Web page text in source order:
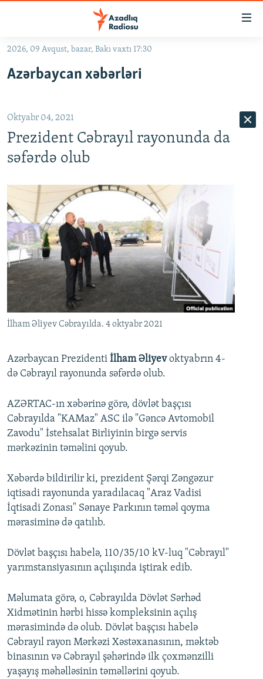
Əsas
qayıt
qayıt
Axtarışa
#ƏSLINDƏ
MULTIMEDIA
VIDEO
FOTOQALEREYA
İNFOQRAFIKA
KARIKATURA
RADIO ARXIV
OXU ZALI
AZƏRBAYCAN ƏDƏBIYYATI KITABXANASI
İSLAM VƏ DEMOKRATIYA
HAQQIMIZDA
MISSIYAMIZ
PEŞƏ ETIKASI VƏ JURNALISTIKA STANDARTLARIMIZ
BIZIMLƏ ƏLAQƏ
XƏBƏR BÜLLETENLƏRIMIZ
BIZI IZLƏ
2026, 09 Avqust, bazar, Bakı vaxtı 17:30
Azərbaycan xəbərləri
Oktyabr 04, 2021
Prezident Cəbrayıl rayonunda da
səfərdə olub
İlham Əliyev Cəbrayılda. 4 oktyabr 2021
Azərbaycan Prezidenti İlham Əliyevoktyabrın 4-
də Cəbrayıl rayonunda səfərdə olub.
AZƏRTAC-ın xəbərinə görə, dövlət başçısı
Cəbrayılda "KAMaz" ASC ilə "Gəncə Avtomobil
Zavodu" İstehsalat Birliyinin birgə servis
mərkəzinin təməlini qoyub.
Xəbərdə bildirilir ki, prezident Şərqi Zəngəzur
iqtisadi rayonunda yaradılacaq "Araz Vadisi
İqtisadi Zonası" Sənaye Parkının təməl qoyma
mərasiminə də qatılıb.
Dövlət başçısı habelə, 110/35/10 kV-luq "Cəbrayıl"
yarımstansiyasının açılışında iştirak edib.
Məlumata görə, o, Cəbrayılda Dövlət Sərhəd
Xidmətinin hərbi hissə kompleksinin açılış
mərasimində də olub. Dövlət başçısı habelə
Cəbrayıl rayon Mərkəzi Xəstəxanasının, məktəb
binasının və Cəbrayıl şəhərində ilk çoxmənzilli
yaşayış məhəlləsinin təməllərini qoyub.